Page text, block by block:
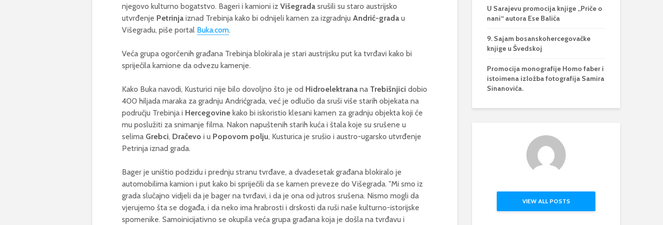
njegovo kulturno bogatstvo. Bageri i kamioni iz Višegrada srušili su staro austrijsko
utvrđenje Petrinja iznad Trebinja kako bi odnijeli kamen za izgradnju Andrić-grada u
Višegradu, piše portal Buka.com.
Veća grupa ogorčenih građana Trebinja blokirala je stari austrijsku put ka tvrđavi kako bi
spriječila kamione da odvezu kamenje.
Kako Buka navodi, Kusturici nije bilo dovoljno što je od Hidroelektrana na Trebišnjici dobio
400 hiljada maraka za gradnju Andrićgrada, već je odlučio da sruši više starih objekata na
području Trebinja i Hercegovine kako bi iskoristio klesani kamen za gradnju objekta koji će
mu poslužiti za snimanje filma. Nakon napuštenih starih kuća i štala koje su srušene u
selima Grebci, Dračevo i u Popovom polju, Kusturica je srušio i austro-ugarsko utvrđenje
Petrinja iznad grada.
Bager je uništio podzidu i prednju stranu tvrđave, a dvadesetak građana blokiralo je
automobilima kamion i put kako bi spriječili da se kamen preveze do Višegrada. "Mi smo iz
grada slučajno vidjeli da je bager na tvrđavi, i da je ona od jutros srušena. Nismo mogli da
vjerujemo šta se događa, i da neko ima hrabrosti i drskosti da ruši naše kulturno-istorijske
spomenike. Samoinicijativno se okupila veća grupa građana koja je došla na tvrđavu i
U Sarajevu promocija knjige „Priče o
nani“ autora Ese Balića
9. Sajam bosanskohercegovačke
knjige u Švedskoj
Promocija monografije Homo faber i
istoimena izložba fotografija Samira
Sinanovića.
VIEW ALL POSTS